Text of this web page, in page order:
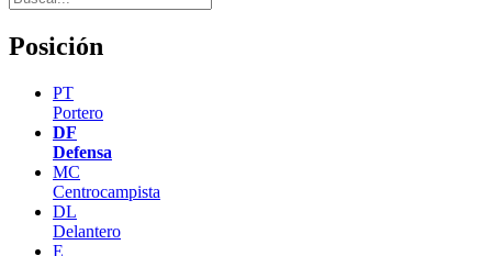
Posición
PT
Portero
DF
Defensa
MC
Centrocampista
DL
Delantero
E